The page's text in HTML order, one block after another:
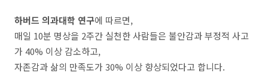
하버드 의과대학 연구에 따르면,
매일 10분 명상을 2주간 실천한 사람들은 불안감과 부정적 사고
가 40% 이상 감소하고,
자존감과 삶의 만족도가 30% 이상 향상되었다고 합니다.